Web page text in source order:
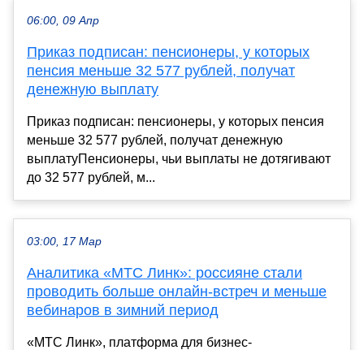
06:00, 09 Апр
Приказ подписан: пенсионеры, у которых
пенсия меньше 32 577 рублей, получат
денежную выплату
Приказ подписан: пенсионеры, у которых пенсия
меньше 32 577 рублей, получат денежную
выплатуПенсионеры, чьи выплаты не дотягивают
до 32 577 рублей, м...
03:00, 17 Мар
Аналитика «МТС Линк»: россияне стали
проводить больше онлайн-встреч и меньше
вебинаров в зимний период
«МТС Линк», платформа для бизнес-